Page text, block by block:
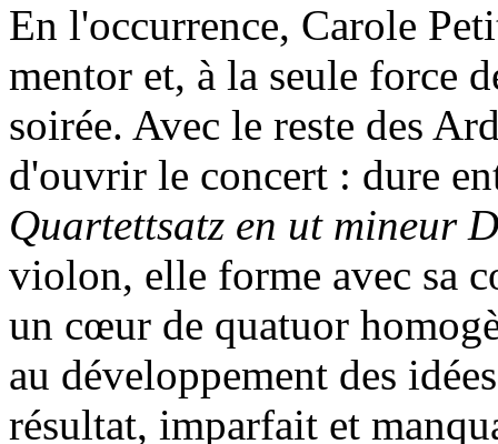
En l'occurrence, Carole
mentor et, à la seule force
soirée. Avec le reste des
d'ouvrir le concert : dure
Quartettsatz en ut mineur
violon, elle forme avec sa
un cœur de quatuor
au développement des
résultat, imparfait et